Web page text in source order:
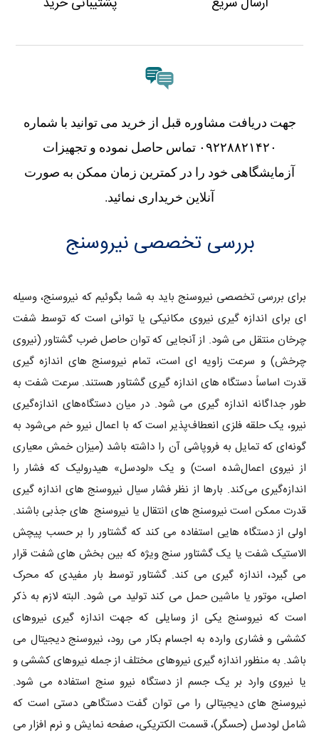
جهت دریافت مشاوره قبل از خرید می توانید با شماره
۰۹۲۲۸۸۲۱۴۲۰ تماس حاصل نموده و تجهیزات
آزمایشگاهی خود را در کمترین زمان ممکن به صورت
آنلاین خریداری نمائید.
بررسی تخصصی نیروسنج
برای بررسی تخصصی نیروسنج باید به شما بگوئیم که نیروسنج، وسیله
ای برای اندازه گیری نیروی مکانیکی یا توانی است که توسط شفت
چرخان منتقل می شود. از آنجایی که توان حاصل ضرب گشتاور (نیروی
چرخش) و سرعت زاویه ای است، تمام نیروسنج های اندازه گیری
قدرت اساساً دستگاه های اندازه گیری گشتاور هستند. سرعت شفت به
طور جداگانه اندازه گیری می شود. در میان دستگاه‌های اندازه‌گیری
نیرو، یک حلقه فلزی انعطاف‌پذیر است که با اعمال نیرو خم می‌شود به
گونه‌ای که تمایل به فروپاشی آن را داشته باشد (میزان خمش معیاری
از نیروی اعمال‌شده است) و یک «لودسل» هیدرولیک که فشار را
اندازه‌گیری می‌کند. بارها از نظر فشار سیال نیروسنج های اندازه گیری
قدرت ممکن است نیروسنج های انتقال یا نیروسنج های جذبی باشند.
اولی از دستگاه هایی استفاده می کند که گشتاور را بر حسب پیچش
الاستیک شفت یا یک گشتاور سنج ویژه که بین بخش های شفت قرار
می گیرد، اندازه گیری می کند. گشتاور توسط بار مفیدی که محرک
اصلی، موتور یا ماشین حمل می کند تولید می شود. البته لازم به ذکر
است که نیروسنج یکی از وسایلی که جهت اندازه گیری نیروهای
کششی و فشاری وارده به اجسام بکار می رود، نیروسنج دیجیتال می
باشد. به منظور اندازه گیری نیروهای مختلف از جمله نیروهای کششی و
یا نیروی وارد بر یک جسم از دستگاه نیرو سنج استفاده می شود.
نیروسنج های دیجیتالی را می توان گفت دستگاهی دستی است که
شامل لودسل (حسگر)، قسمت الکتریکی، صفحه نمایش و نرم افزار می